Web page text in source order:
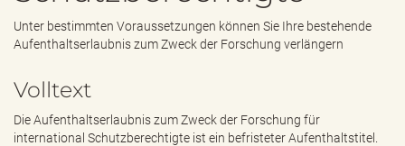
d
Unter bestimmten Voraussetzungen können Sie Ihre bestehende
Aufenthaltserlaubnis zum Zweck der Forschung verlängern
Volltext
Die Aufenthaltserlaubnis zum Zweck der Forschung für
international Schutzberechtigte ist ein befristeter Aufenthaltstitel.